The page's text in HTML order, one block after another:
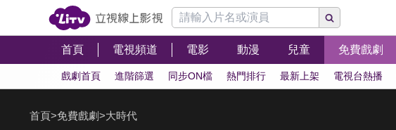
首頁 電視頻道 電影 動漫 兒童 免費戲劇
戲劇首頁 進階篩選 同步ON檔 熱門排行 最新上架 電視台熱播
首頁>免費戲劇>大時代